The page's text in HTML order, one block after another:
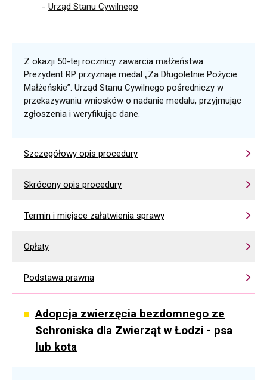
Urząd Stanu Cywilnego
Z okazji 50-tej rocznicy zawarcia małżeństwa
Prezydent RP przyznaje medal „Za Długoletnie Pożycie
Małżeńskie”. Urząd Stanu Cywilnego pośredniczy w
przekazywaniu wniosków o nadanie medalu, przyjmując
zgłoszenia i weryfikując dane.
Szczegółowy opis procedury
Skrócony opis procedury
Termin i miejsce załatwienia sprawy
Opłaty
Podstawa prawna
Adopcja zwierzęcia bezdomnego ze
Schroniska dla Zwierząt w Łodzi - psa
lub kota